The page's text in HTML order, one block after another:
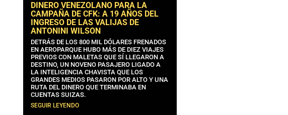
DINERO VENEZOLANO PARA LA
CAMPAÑA DE CFK: A 19 AÑOS DEL
INGRESO DE LAS VALIJAS DE
ANTONINI WILSON
DETRÁS DE LOS 800 MIL DÓLARES FRENADOS
EN AEROPARQUE HUBO MÁS DE DIEZ VIAJES
PREVIOS CON MALETAS QUE SÍ LLEGARON A
DESTINO, UN NOVENO PASAJERO LIGADO A
LA INTELIGENCIA CHAVISTA QUE LOS
GRANDES MEDIOS PASARON POR ALTO Y UNA
RUTA DEL DINERO QUE TERMINABA EN
CUENTAS SUIZAS.
SEGUIR LEYENDO